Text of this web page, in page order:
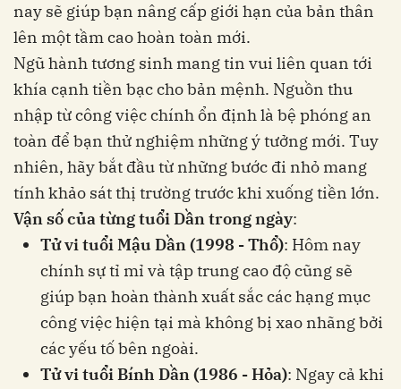
nay sẽ giúp bạn nâng cấp giới hạn của bản thân
lên một tầm cao hoàn toàn mới.
Ngũ hành tương sinh mang tin vui liên quan tới
khía cạnh tiền bạc cho bản mệnh. Nguồn thu
nhập từ công việc chính ổn định là bệ phóng an
toàn để bạn thử nghiệm những ý tưởng mới. Tuy
nhiên, hãy bắt đầu từ những bước đi nhỏ mang
tính khảo sát thị trường trước khi xuống tiền lớn.
Vận số của từng tuổi Dần trong ngày:
Tử vi tuổi Mậu Dần (1998 - Thổ): Hôm nay
chính sự tỉ mỉ và tập trung cao độ cũng sẽ
giúp bạn hoàn thành xuất sắc các hạng mục
công việc hiện tại mà không bị xao nhãng bởi
các yếu tố bên ngoài.
Tử vi tuổi Bính Dần (1986 - Hỏa): Ngay cả khi